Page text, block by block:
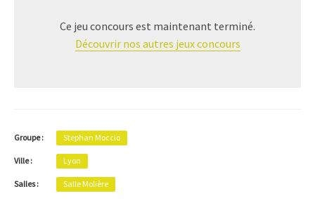
Ce jeu concours est maintenant terminé.
Découvrir nos autres jeux concours
Groupe : Stephan Moccio
Ville : Lyon
Salles : Salle Molière